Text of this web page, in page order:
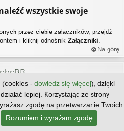
wszystkie swoje
przez ciebie załączników, przejdź
i kliknij odnośnik Załączniki
Na górę
w jego niezmodyfikowanej
ono publikowane na licencji GNU General
co w praktyce oznacza, że może być
(cookies - dowiedz się więcej), dzięki
lepiej. Korzystając ze strony
zgodę na przetwarzanie Twoich
Rozumiem i wyrażam zgodę